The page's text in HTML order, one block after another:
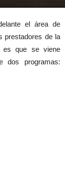
el área de
prestadores de la
es que se viene
dos programas: